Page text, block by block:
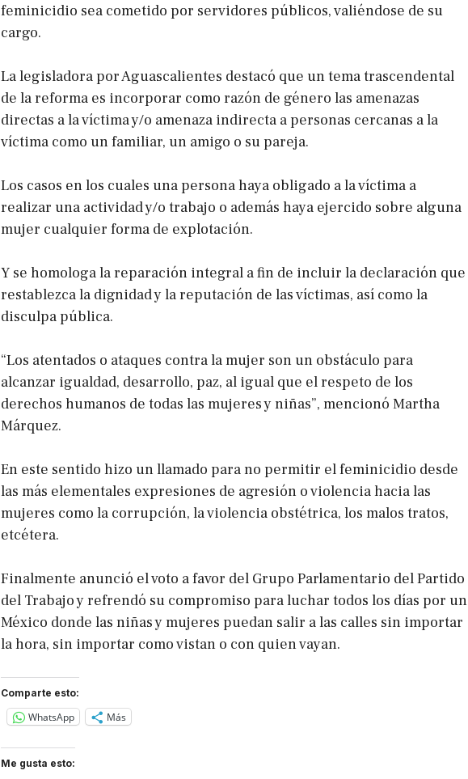
feminicidio sea cometido por servidores públicos, valiéndose de su
cargo.
La legisladora por Aguascalientes destacó que un tema trascendental
de la reforma es incorporar como razón de género las amenazas
directas a la víctima y/o amenaza indirecta a personas cercanas a la
víctima como un familiar, un amigo o su pareja.
Los casos en los cuales una persona haya obligado a la víctima a
realizar una actividad y/o trabajo o además haya ejercido sobre alguna
mujer cualquier forma de explotación.
Y se homologa la reparación integral a fin de incluir la declaración que
restablezca la dignidad y la reputación de las víctimas, así como la
disculpa pública.
“Los atentados o ataques contra la mujer son un obstáculo para
alcanzar igualdad, desarrollo, paz, al igual que el respeto de los
derechos humanos de todas las mujeres y niñas”, mencionó Martha
Márquez.
En este sentido hizo un llamado para no permitir el feminicidio desde
las más elementales expresiones de agresión o violencia hacia las
mujeres como la corrupción, la violencia obstétrica, los malos tratos,
etcétera.
Finalmente anunció el voto a favor del Grupo Parlamentario del Partido
del Trabajo y refrendó su compromiso para luchar todos los días por un
México donde las niñas y mujeres puedan salir a las calles sin importar
la hora, sin importar como vistan o con quien vayan.
Comparte esto:
WhatsApp Más
Me gusta esto: